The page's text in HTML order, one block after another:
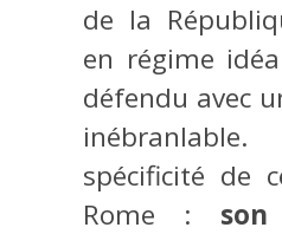
de la
en régime
défendu avec
spécificité de
Rome : son